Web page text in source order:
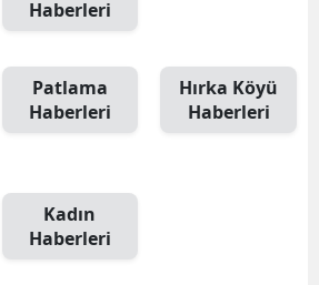
Haberleri
Patlama
Haberleri
Hırka Köyü
Haberleri
Kadın
Haberleri